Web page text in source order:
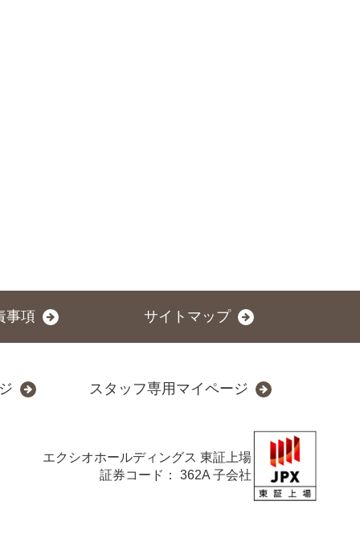
事項 サイトマップ
スタッフ専用マイページ
エクシオホールディングス 東証上場
証券コード： 362A 子会社